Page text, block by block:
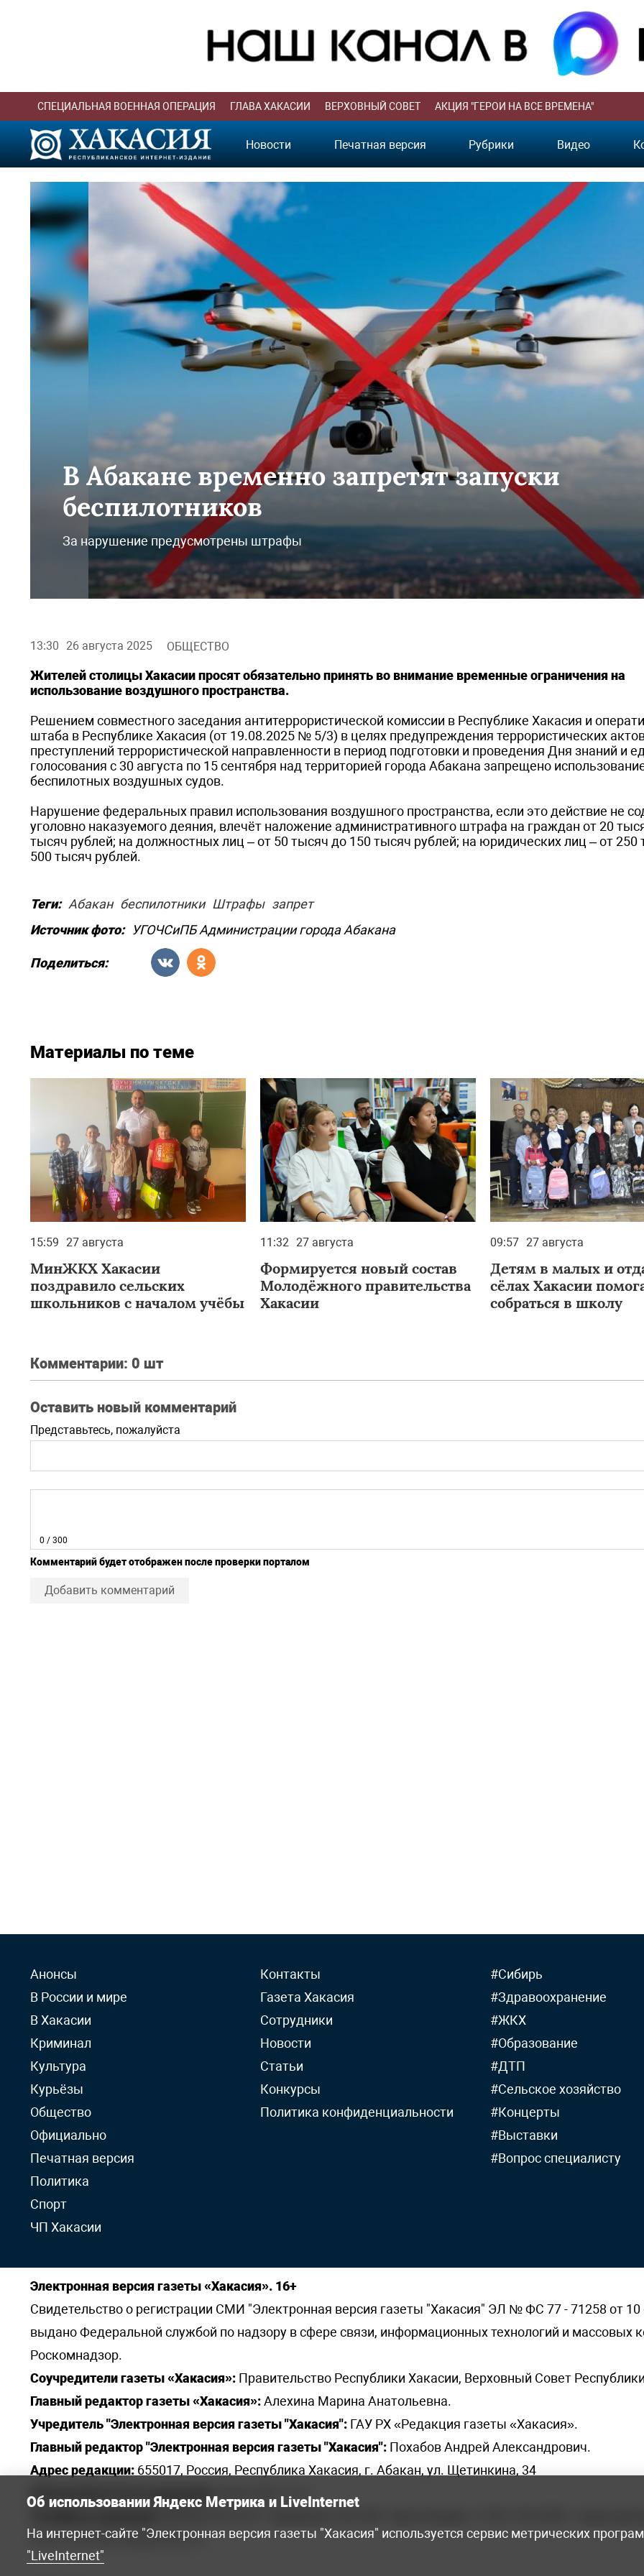
СПЕЦИАЛЬНАЯ ВОЕННАЯ ОПЕРАЦИЯ ГЛАВА ХАКАСИИ ВЕРХОВНЫЙ СОВЕТ АКЦИЯ "ГЕРОИ НА ВСЕ ВРЕМЕНА"
Новости Печатная версия Рубрики Видео
В Абакане временно запретят запуски
беспилотников
За нарушение предусмотрены штрафы
13:30 26 августа 2025 ОБЩЕСТВО
Жителей столицы Хакасии просят обязательно принять во внимание временные ограничения на
использование воздушного пространства.
Решением совместного заседания антитеррористической комиссии в Республике Хакасия и
штаба в Республике Хакасия (от 19.08.2025 № 5/3) в целях предупреждения террористических
преступлений террористической направленности в период подготовки и проведения Дня знаний и
голосования с 30 августа по 15 сентября над территорией города Абакана запрещено
беспилотных воздушных судов.
Нарушение федеральных правил использования воздушного пространства, если это действие не
уголовно наказуемого деяния, влечёт наложение административного штрафа на граждан от 20
тысяч рублей; на должностных лиц – от 50 тысяч до 150 тысяч рублей; на юридических лиц – от 250
500 тысяч рублей.
Теги: Абакан беспилотники Штрафы запрет
Источник фото:
УГОЧСиПБ Администрации города Абакана
Поделиться:
Материалы по теме
15:59 27 августа
МинЖКХ Хакасии
поздравило сельских
школьников с началом учёбы
11:32 27 августа
Формируется новый состав
Молодёжного правительства
Хакасии
09:57 27 августа
Детям в малых и
сёлах Хакасии
собраться в школу
Комментарии: 0 шт
Оставить новый комментарий
Представьтесь, пожалуйста
0 / 300
Комментарий будет отображен после проверки порталом
Добавить комментарий
Анонсы
В России и мире
В Хакасии
Криминал
Культура
Курьёзы
Общество
Официально
Печатная версия
Политика
Спорт
ЧП Хакасии
Контакты
Газета Хакасия
Сотрудники
Новости
Статьи
Конкурсы
Политика конфиденциальности
#Сибирь
#Здравоохранение
#ЖКХ
#Образование
#ДТП
#Сельское хозяйство
#Концерты
#Выставки
#Вопрос специалисту
Электронная версия газеты «Хакасия». 16+
Свидетельство о регистрации СМИ "Электронная версия газеты "Хакасия" ЭЛ № ФС 77 - 71258 от 10
выдано Федеральной службой по надзору в сфере связи, информационных технологий и массовых
Роскомнадзор.
Соучредители газеты «Хакасия»: Правительство Республики Хакасии, Верховный Совет
Главный редактор газеты «Хакасия»:Алехина Марина Анатольевна.
Учредитель "Электронная версия газеты "Хакасия": ГАУ РХ «Редакция газеты «Хакасия».
Главный редактор "Электронная версия газеты "Хакасия": Похабов Андрей Александрович.
Адрес редакции: 655017, Россия, Республика Хакасия, г. Абакан, ул. Щетинкина, 34
Электронная почта редакции: khakred@r-19.ru
elena.s.korotkowa@yandex.ru.
Об использовании Яндекс Метрика и LiveInternet
На интернет-сайте "Электронная версия газеты "Хакасия" используется сервис метрических
"LiveInternet"